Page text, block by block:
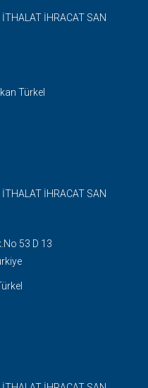
İHRACAT SAN
Türkel
İHRACAT SAN
53 D 13